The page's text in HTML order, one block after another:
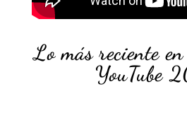
Lo más reciente
YouTube